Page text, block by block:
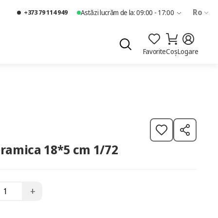
+373 79 114 949 Astăzi lucrăm de la: 09:00 - 17:00 Ro
FavoriteCoșLogare
18*5 cm 1/72
+